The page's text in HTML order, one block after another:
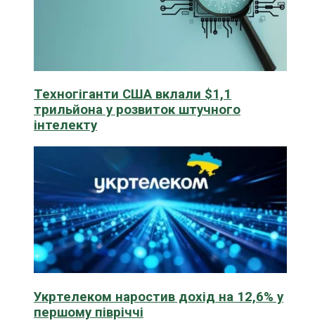
Техногіганти США вклали $1,1
трильйона у розвиток штучного
інтелекту
Укртелеком наростив дохід на 12,6% у
першому півріччі